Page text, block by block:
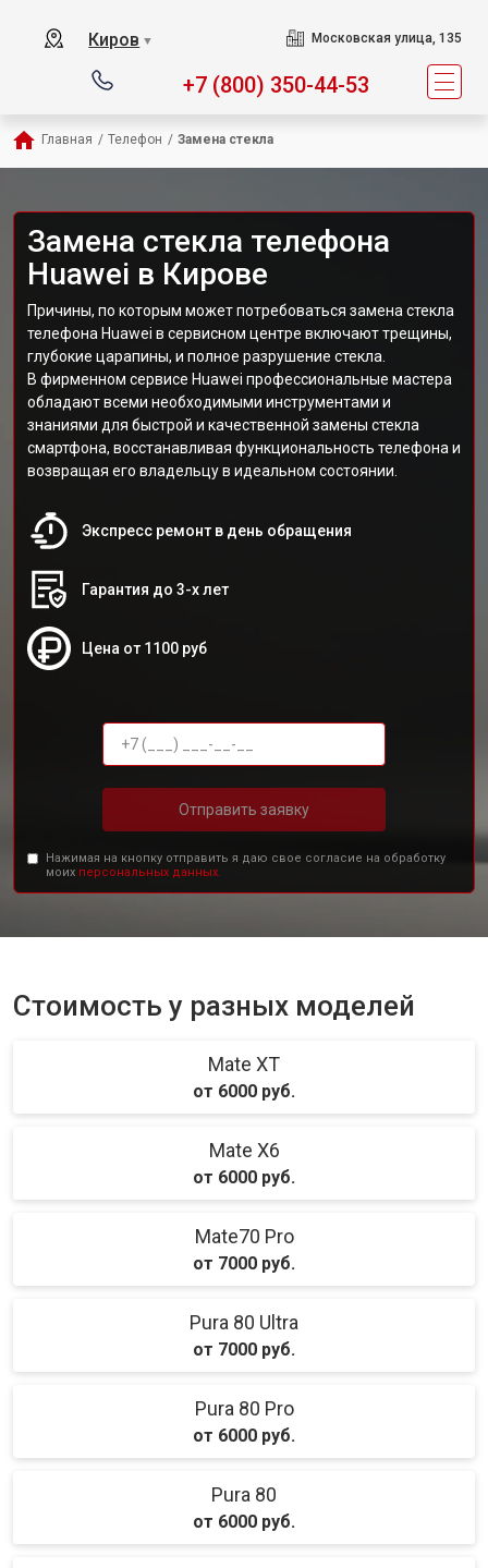
Киров ▼ Московская улица, 135
+7 (800) 350-44-53
Главная / Телефон / Замена стекла
Замена стекла телефона
Huawei в Кирове
Причины, по которым может потребоваться замена стекла
телефона Huawei в сервисном центре включают трещины,
глубокие царапины, и полное разрушение стекла.
В фирменном сервисе Huawei профессиональные мастера
обладают всеми необходимыми инструментами и
знаниями для быстрой и качественной замены стекла
смартфона, восстанавливая функциональность телефона и
возвращая его владельцу в идеальном состоянии.
Экспресс ремонт в день обращения
Гарантия до 3-х лет
Цена от 1100 руб
Отправить заявку
Нажимая на кнопку отправить я даю свое согласие на обработку
моих персональных данных.
Стоимость у разных моделей
Mate XT
от 6000 руб.
Mate X6
от 6000 руб.
Mate70 Pro
от 7000 руб.
Pura 80 Ultra
от 7000 руб.
Pura 80 Pro
от 6000 руб.
Pura 80
от 6000 руб.